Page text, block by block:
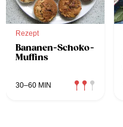
Rezept
Bananen-Schoko-
Muffins
30–60 MIN